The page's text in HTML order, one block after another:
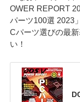
OWER REPORT
パーツ100選 2023
Cパーツ選びの最
い！